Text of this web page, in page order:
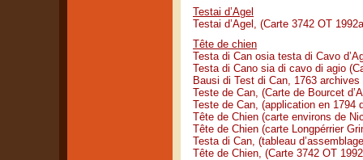
Testai d’Agel
Testai d’Agel, (Carte 3742 OT
Tête de chien
Testa di Can osia testa di Cavo
Testa di Cano sia di cavo di agio
Bausi di Test di Can, 1763
Teste de Can, (Carte de Bourcet
Teste de Can, (application en 1794
Tête de Chien (carte environs de
Tête de Chien (carte Longpérrier
Testa di Can, (tableau
Tête de Chien, (Carte 3742 OT